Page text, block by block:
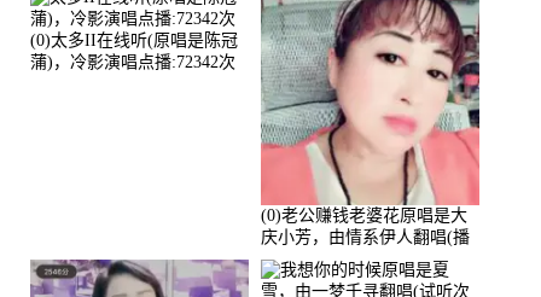
(0)太多II在线听(原唱是陈冠
蒲)，冷影演唱点播:72342次
(0)老公赚钱老婆花原唱是大
庆小芳，由情系伊人翻唱(播
放:72036)